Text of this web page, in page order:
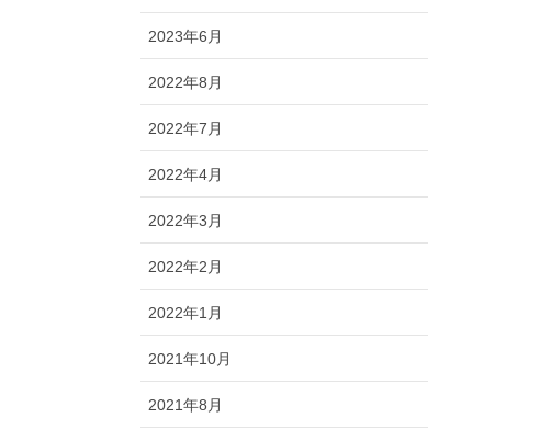
2023年6月
2022年8月
2022年7月
2022年4月
2022年3月
2022年2月
2022年1月
2021年10月
2021年8月